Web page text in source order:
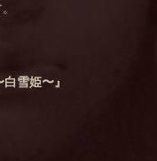
雪姫〜』